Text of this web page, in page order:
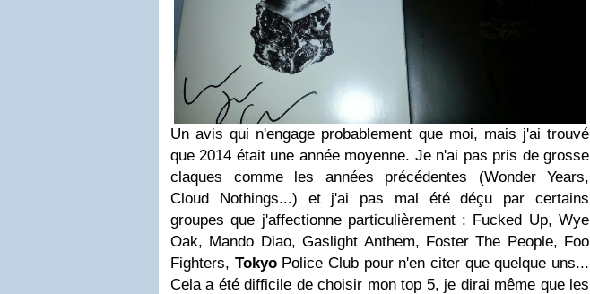
Un avis qui n'engage probablement que moi, mais j'ai trouvé
que 2014 était une année moyenne. Je n'ai pas pris de grosse
claques comme les années précédentes (Wonder Years,
Cloud Nothings...) et j'ai pas mal été déçu par certains
groupes que j'affectionne particulièrement : Fucked Up, Wye
Oak, Mando Diao, Gaslight Anthem, Foster The People, Foo
Fighters, TokyoPolice Club pour n'en citer que quelque uns...
Cela a été difficile de choisir mon top 5, je dirai même que les